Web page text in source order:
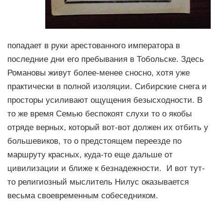
попадает в руки арестованного императора в
последние дни его пребывания в Тобольске. Здесь
Романовы живут более-менее сносно, хотя уже
практически в полной изоляции. Сибирские снега и
просторы усиливают ощущения безысходности. В
то же время Семью беспокоят слухи то о якобы
отряде верных, который вот-вот должен их отбить у
большевиков, то о предстоящем переезде по
маршруту красных, куда-то еще дальше от
цивилизации и ближе к безнадежности. И вот тут-
то религиозный мыслитель Нилус оказывается
весьма своевременным собеседником.